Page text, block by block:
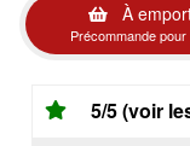
À
Précommande pour
5/5 (voir